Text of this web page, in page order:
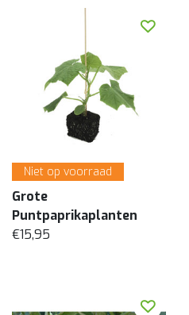
Niet op voorraad
Grote
Puntpaprikaplanten
€15,95